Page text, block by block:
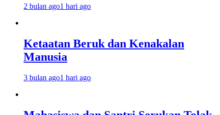
2 bulan ago1 hari ago
Ketaatan Beruk dan Kenakalan
Manusia
3 bulan ago1 hari ago